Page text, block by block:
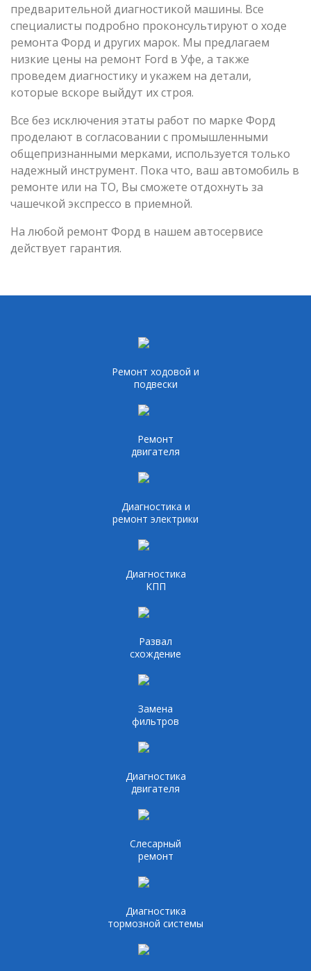
предварительной диагностикой машины. Все
специалисты подробно проконсультируют о ходе
ремонта Форд и других марок. Мы предлагаем
низкие цены на ремонт Ford в Уфе, а также
проведем диагностику и укажем на детали,
которые вскоре выйдут их строя.
Все без исключения этаты работ по марке Форд
проделают в согласовании с промышленными
общепризнанными мерками, используется только
надежный инструмент. Пока что, ваш автомобиль в
ремонте или на ТО, Вы сможете отдохнуть за
чашечкой экспрессо в приемной.
На любой ремонт Форд в нашем автосервисе
действует гарантия.
Ремонт ходовой и
подвески
Ремонт
двигателя
Диагностика и
ремонт электрики
Диагностика
КПП
Развал
схождение
Замена
фильтров
Диагностика
двигателя
Слесарный
ремонт
Диагностика
тормозной системы